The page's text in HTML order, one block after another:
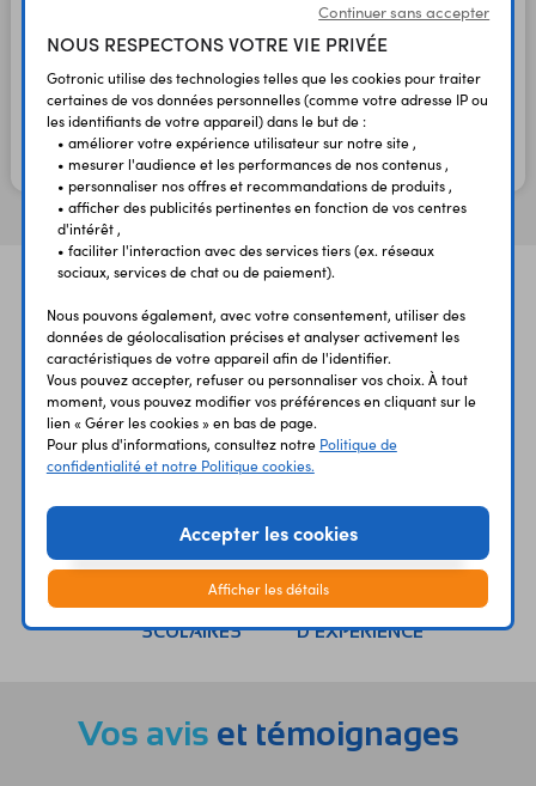
52,00 € TTC 43,33 € HT
En stock
UNE QUESTION?
UN CONSEIL?
PAIEMENT
SÉCURISÉ
LIVRAISON
ÉTABLISSEMENTS
SCOLAIRES
PLUS 30 ANS
D’EXPERIENCE
Vos avis et témoignages
Continuer sans accepter
NOUS RESPECTONS VOTRE VIE PRIVÉE
Gotronic utilise des technologies telles que les cookies pour traiter
certaines de vos données personnelles (comme votre adresse IP ou
les identifiants de votre appareil) dans le but de :
• améliorer votre expérience utilisateur sur notre site ,
• mesurer l'audience et les performances de nos contenus ,
• personnaliser nos offres et recommandations de produits ,
• afficher des publicités pertinentes en fonction de vos centres
d'intérêt ,
• faciliter l'interaction avec des services tiers (ex. réseaux
sociaux, services de chat ou de paiement).
Nous pouvons également, avec votre consentement, utiliser des
données de géolocalisation précises et analyser activement les
caractéristiques de votre appareil afin de l'identifier.
Vous pouvez accepter, refuser ou personnaliser vos choix. À tout
moment, vous pouvez modifier vos préférences en cliquant sur le
lien « Gérer les cookies » en bas de page.
Pour plus d'informations, consultez notre Politique de
confidentialité et notre Politique cookies.
Accepter les cookies
Afficher les détails